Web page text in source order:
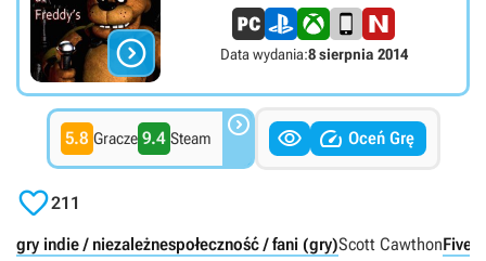
 Data wydania:8 sierpnia 2014
5.8 Gracze 9.4 Steam    Oceń Grę
211
gry indie / niezależnespołeczność / fani (gry)Scott CawthonFive